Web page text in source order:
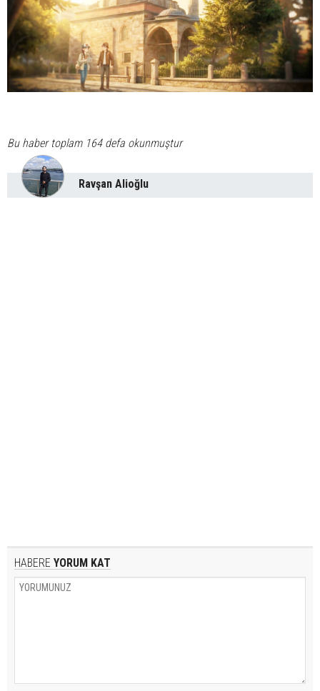
Bu haber toplam 164 defa okunmuştur
Ravşan Alioğlu
HABERE YORUM KAT